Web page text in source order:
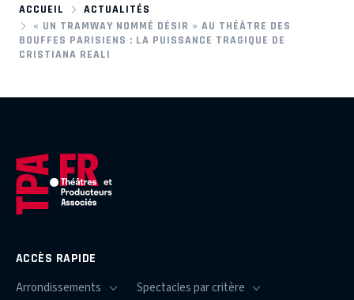
ACCUEIL
ACTUALITÉS
« UN TRAMWAY NOMMÉ DÉSIR » AU THÉÂTRE DES
BOUFFES PARISIENS : LA PUISSANCE TRAGIQUE DE
CRISTIANA REALI
ACCÈS RAPIDE